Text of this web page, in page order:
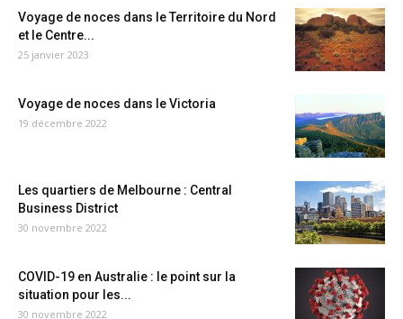
Voyage de noces dans le Territoire du Nord
et le Centre...
25 janvier 2023
Voyage de noces dans le Victoria
19 décembre 2022
Les quartiers de Melbourne : Central
Business District
30 novembre 2022
COVID-19 en Australie : le point sur la
situation pour les...
30 novembre 2022